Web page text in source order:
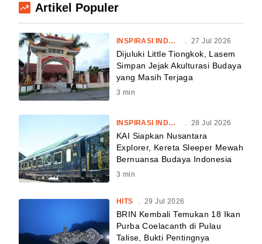
Artikel Populer
INSPIRASI INDONESIA . 27 Jul 2026
Dijuluki Little Tiongkok, Lasem
Simpan Jejak Akulturasi Budaya
yang Masih Terjaga
3 min
INSPIRASI INDONESIA . 28 Jul 2026
KAI Siapkan Nusantara
Explorer, Kereta Sleeper Mewah
Bernuansa Budaya Indonesia
3 min
HITS . 29 Jul 2026
BRIN Kembali Temukan 18 Ikan
Purba Coelacanth di Pulau
Talise, Bukti Pentingnya